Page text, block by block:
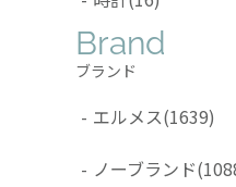
Brand
ブランド
- エルメス(1639)
- ノーブランド